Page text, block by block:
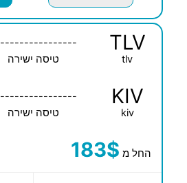
TLV
tlv
----------------
טיסה ישירה
KIV
kiv
----------------
טיסה ישירה
החל מ 183$